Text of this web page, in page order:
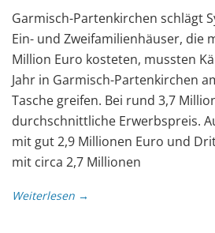
Garmisch-Partenkirchen schlägt
Ein- und Zweifamilienhäuser, die
Million Euro kosteten, mussten
Jahr in Garmisch-Partenkirchen
Tasche greifen. Bei rund 3,7
durchschnittliche Erwerbspreis.
mit gut 2,9 Millionen Euro und
mit circa 2,7 Millionen
Weiterlesen →